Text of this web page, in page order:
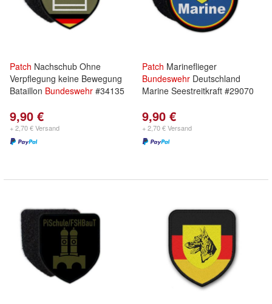
Patch Nachschub Ohne
Verpflegung keine Bewegung
Bataillon Bundeswehr #34135
9,90 €
+ 2,70 € Versand
Patch Marineflieger
Bundeswehr Deutschland
Marine Seestreitkraft #29070
9,90 €
+ 2,70 € Versand